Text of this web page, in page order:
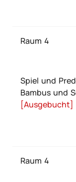
Raum 4
Spiel und
Bambus und
[Ausgebucht]
Raum 4